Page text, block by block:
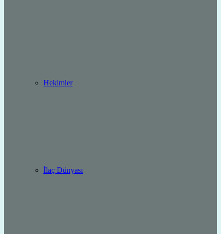
Hekimler
İlaç Dünyası